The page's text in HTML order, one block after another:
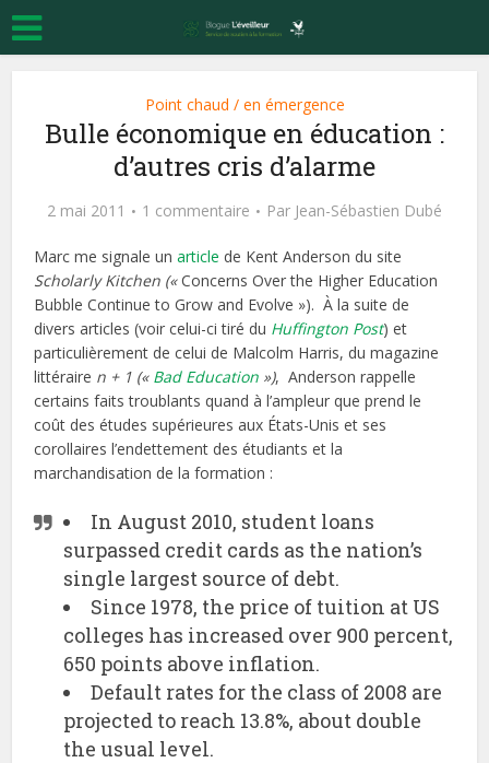
Point chaud / en émergence
Bulle économique en éducation :
d’autres cris d’alarme
2 mai 2011 1 commentaire Par Jean-Sébastien Dubé
Marc me signale unarticle de Kent Anderson du site
Scholarly Kitchen («Concerns Over the Higher Education
Bubble Continue to Grow and Evolve »). À la suite de
divers articles (voir celui-ci tiré du Huffington Post) et
particulièrement de celui de Malcolm Harris, du magazine
littéraire n + 1 (« Bad Education »), Anderson rappelle
certains faits troublants quand à l’ampleur que prend le
coût des études supérieures aux États-Unis et ses
corollaires l’endettement des étudiants et la
marchandisation de la formation :
In August 2010, student loans
surpassed credit cards as the nation’s
single largest source of debt.
Since 1978, the price of tuition at US
colleges has increased over 900 percent,
650 points above inflation.
Default rates for the class of 2008 are
projected to reach 13.8%, about double
the usual level.